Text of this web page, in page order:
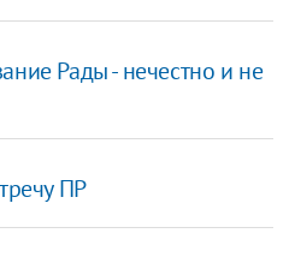
Рады - нечестно и не
ПР